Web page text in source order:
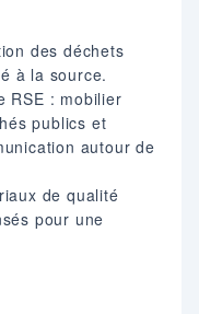
des déchets
à la source.
RSE : mobilier
publics et
autour de
de qualité
pour une